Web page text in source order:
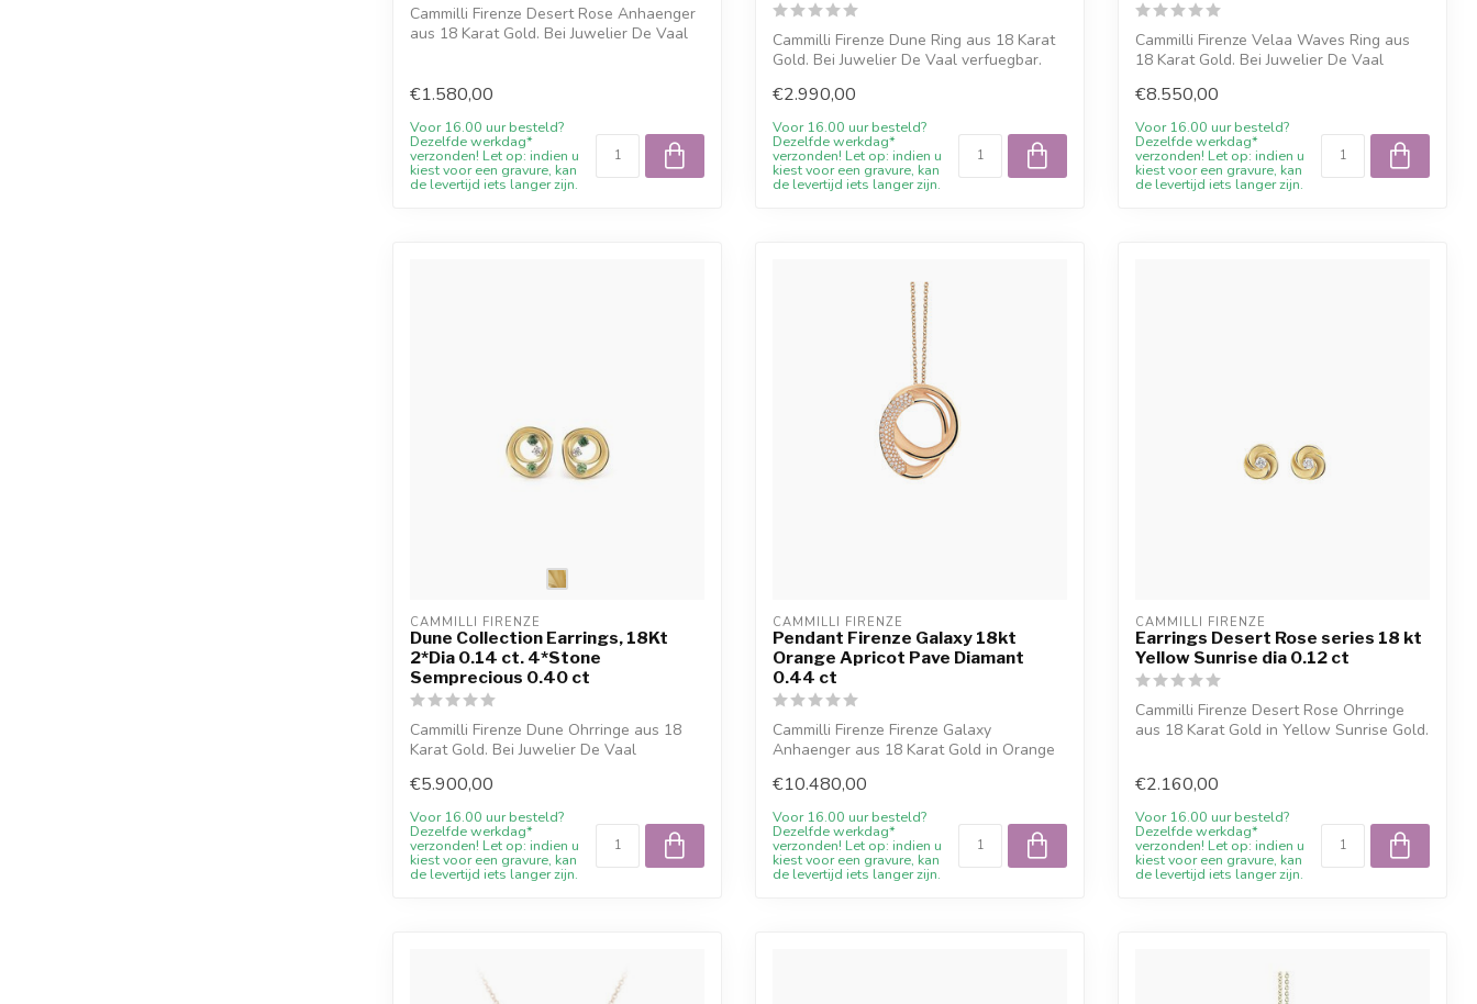
Cammilli Firenze Desert Rose Anhaenger
aus 18 Karat Gold. Bei Juwelier De Vaal
€1.580,00
Voor 16.00 uur besteld?
Dezelfde werkdag*
verzonden! Let op: indien u
kiest voor een gravure, kan
de levertijd iets langer zijn.
Cammilli Firenze Dune Ring aus 18 Karat
Gold. Bei Juwelier De Vaal verfuegbar.
€2.990,00
Voor 16.00 uur besteld?
Dezelfde werkdag*
verzonden! Let op: indien u
kiest voor een gravure, kan
de levertijd iets langer zijn.
Cammilli Firenze Velaa Waves Ring aus
18 Karat Gold. Bei Juwelier De Vaal
€8.550,00
Voor 16.00 uur besteld?
Dezelfde werkdag*
verzonden! Let op: indien u
kiest voor een gravure, kan
de levertijd iets langer zijn.
CAMMILLI FIRENZE
Dune Collection Earrings, 18Kt
2*Dia 0.14 ct. 4*Stone
Semprecious 0.40 ct
Cammilli Firenze Dune Ohrringe aus 18
Karat Gold. Bei Juwelier De Vaal
€5.900,00
Voor 16.00 uur besteld?
Dezelfde werkdag*
verzonden! Let op: indien u
kiest voor een gravure, kan
de levertijd iets langer zijn.
CAMMILLI FIRENZE
Pendant Firenze Galaxy 18kt
Orange Apricot Pave Diamant
0.44 ct
Cammilli Firenze Firenze Galaxy
Anhaenger aus 18 Karat Gold in Orange
€10.480,00
Voor 16.00 uur besteld?
Dezelfde werkdag*
verzonden! Let op: indien u
kiest voor een gravure, kan
de levertijd iets langer zijn.
CAMMILLI FIRENZE
Earrings Desert Rose series 18 kt
Yellow Sunrise dia 0.12 ct
Cammilli Firenze Desert Rose Ohrringe
aus 18 Karat Gold in Yellow Sunrise Gold.
€2.160,00
Voor 16.00 uur besteld?
Dezelfde werkdag*
verzonden! Let op: indien u
kiest voor een gravure, kan
de levertijd iets langer zijn.